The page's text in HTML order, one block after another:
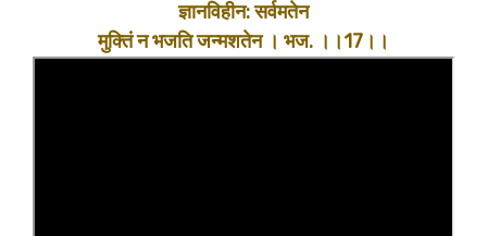
ज्ञानविहीन: सर्वमतेन
मुक्तिं न भजति जन्मशतेन । भज. ।।17।।